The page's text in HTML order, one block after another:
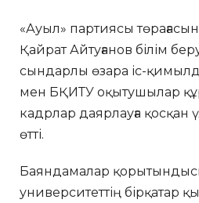
«Ауыл» партиясы
Қайрат Айтуғанов білім
сындарлы өзара іс-
мен БҚИТУ оқытушылар
кадрлар даярлауға қосқан
өтті.
Баяндамалар
университеттің бірқатар